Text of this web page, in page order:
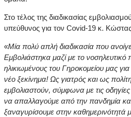
Στο τέλος της διαδικασίας
υπεύθυνος για τον Covid-19 κ.
«Μία πολύ απλή διαδικασία που
Εμβολιάστηκα μαζί με το
ηλικιωμένους του Γηροκομείου μας
νέο ξεκίνημα! Ως γιατρός και ως
εμβολιαστούν, σύμφωνα με τις
να απαλλαγούμε από την πανδημία
ξαναγυρίσουμε στην